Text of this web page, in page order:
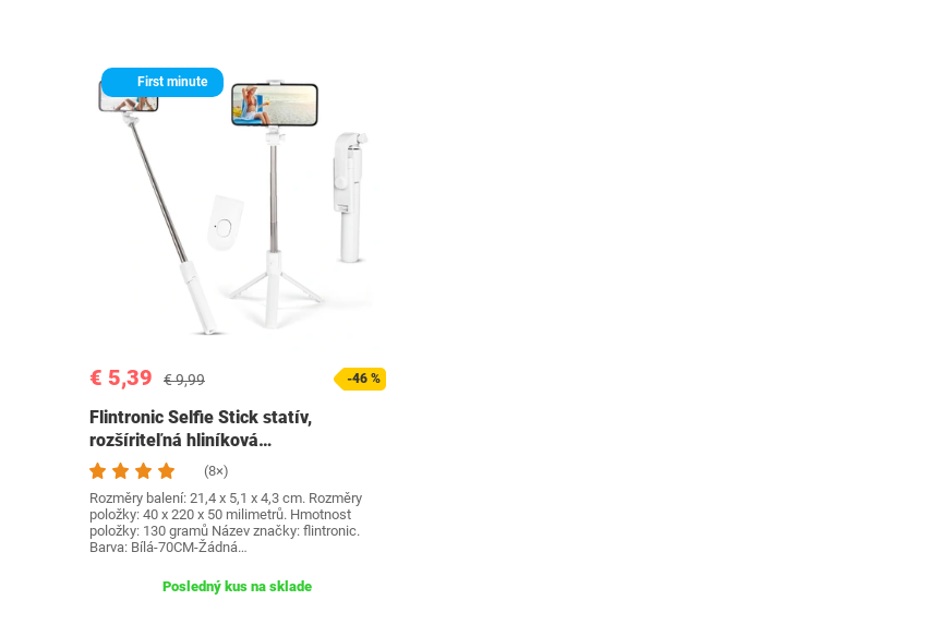
First minute
€ 5,39 € 9,99 -46 %
Flintronic Selfie Stick statív,
rozšíriteľná hliníková…
(8×)
Rozměry balení: 21,4 x 5,1 x 4,3 cm. Rozměry
položky: 40 x 220 x 50 milimetrů. Hmotnost
položky: 130 gramů Název značky: flintronic.
Barva: Bílá-70CM-Žádná…
Posledný kus na sklade